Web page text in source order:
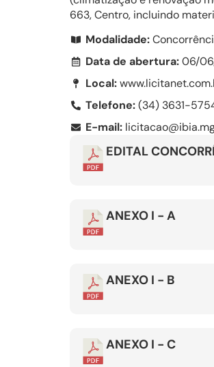
663, Centro, incluindo
Modalidade:
Data de abertura:06/
Local:
Telefone:(34) 3631-
E-mail:
EDITAL
ANEXO I - A
ANEXO I - B
ANEXO I - C